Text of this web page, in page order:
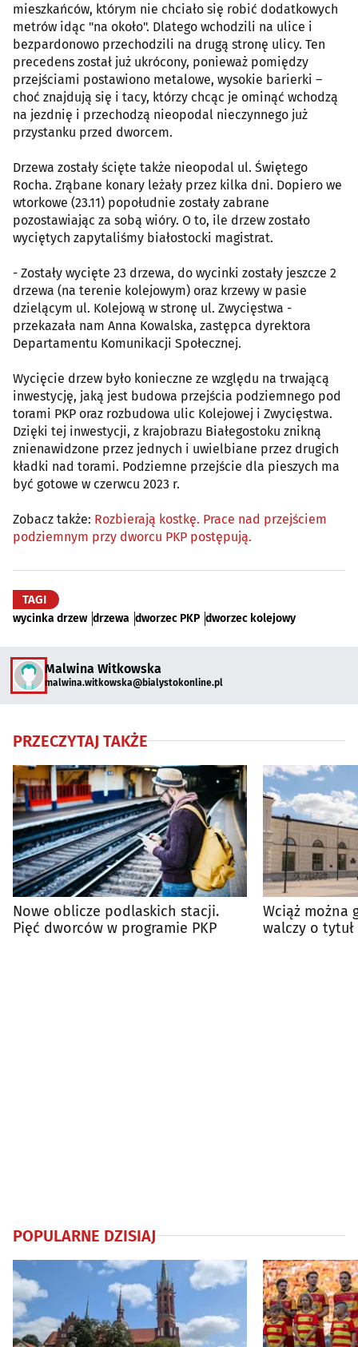
mieszkańców, którym nie chciało się robić dodatkowych
metrów idąc "na około". Dlatego wchodzili na ulice i
bezpardonowo przechodzili na drugą stronę ulicy. Ten
precedens został już ukrócony, ponieważ pomiędzy
przejściami postawiono metalowe, wysokie barierki –
choć znajdują się i tacy, którzy chcąc je ominąć wchodzą
na jezdnię i przechodzą nieopodal nieczynnego już
przystanku przed dworcem.
Drzewa zostały ścięte także nieopodal ul. Świętego
Rocha. Zrąbane konary leżały przez kilka dni. Dopiero we
wtorkowe (23.11) popołudnie zostały zabrane
pozostawiając za sobą wióry. O to, ile drzew zostało
wyciętych zapytaliśmy białostocki magistrat.
- Zostały wycięte 23 drzewa, do wycinki zostały jeszcze 2
drzewa (na terenie kolejowym) oraz krzewy w pasie
dzielącym ul. Kolejową w stronę ul. Zwycięstwa -
przekazała nam Anna Kowalska, zastępca dyrektora
Departamentu Komunikacji Społecznej.
Wycięcie drzew było konieczne ze względu na trwającą
inwestycję, jaką jest budowa przejścia podziemnego pod
torami PKP oraz rozbudowa ulic Kolejowej i Zwycięstwa.
Dzięki tej inwestycji, z krajobrazu Białegostoku znikną
znienawidzone przez jednych i uwielbiane przez drugich
kładki nad torami. Podziemne przejście dla pieszych ma
być gotowe w czerwcu 2023 r.
Zobacz także: Rozbierają kostkę. Prace nad przejściem
podziemnym przy dworcu PKP postępują.
TAGI
wycinka drzew drzewa dworzec PKP dworzec kolejowy
Malwina Witkowska
malwina.witkowska@bialystokonline.pl
PRZECZYTAJ TAKŻE
Nowe oblicze podlaskich stacji.
Pięć dworców w programie PKP
Wciąż można
walczy o
POPULARNE DZISIAJ